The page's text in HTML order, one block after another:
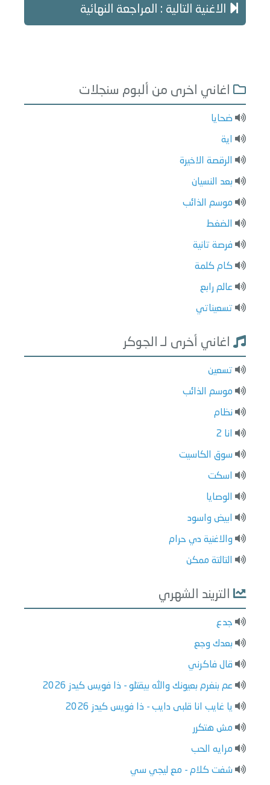
الاغنية التالية : المراجعة النهائية
اغاني اخرى من ألبوم سنجلات
ضحايا
اية
الرقصة الاخيرة
بعد النسيان
موسم الذائب
الضغط
فرصة تانية
كام كلمة
عالم رابع
تسعيناتي
اغاني أخرى لـ الجوكر
تسعين
موسم الذائب
نظام
انا 2
سوق الكاسيت
اسكت
الوصايا
ابيض واسود
والاغنية دي حرام
التالتة ممكن
التريند الشهري
جدع
بعدك وجع
قال فاكرني
عم بنغرم بعيونك والله بيقتلو - ذا فويس كيدز 2026
يا غايب انا قلبى دايب - ذا فويس كيدز 2026
مش هتكرر
مرايه الحب
شفت كلام - مع ليجي سي